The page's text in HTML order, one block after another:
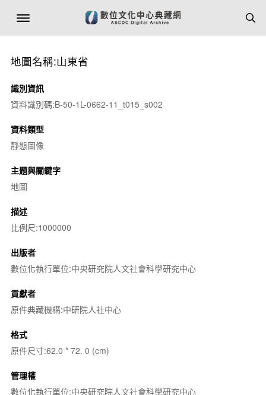
地圖名稱:山東省
識別資訊
資料識別碼:B-50-1L-0662-11_t015_s002
資料類型
靜態圖像
主題與關鍵字
地圖
描述
比例尺:1000000
出版者
數位化執行單位:中央研究院人文社會科學研究中心
貢獻者
原件典藏機構:中研院人社中心
格式
原件尺寸:62.0 * 72. 0 (cm)
管理權
數位化執行單位:中央研究院人文社會科學研究中心